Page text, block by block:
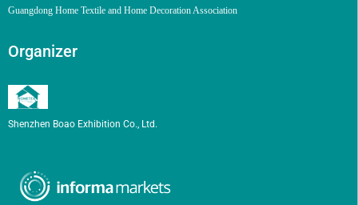
Guangdong Home Textile and Home Decoration Association
Organizer
Shenzhen Boao Exhibition Co., Ltd.